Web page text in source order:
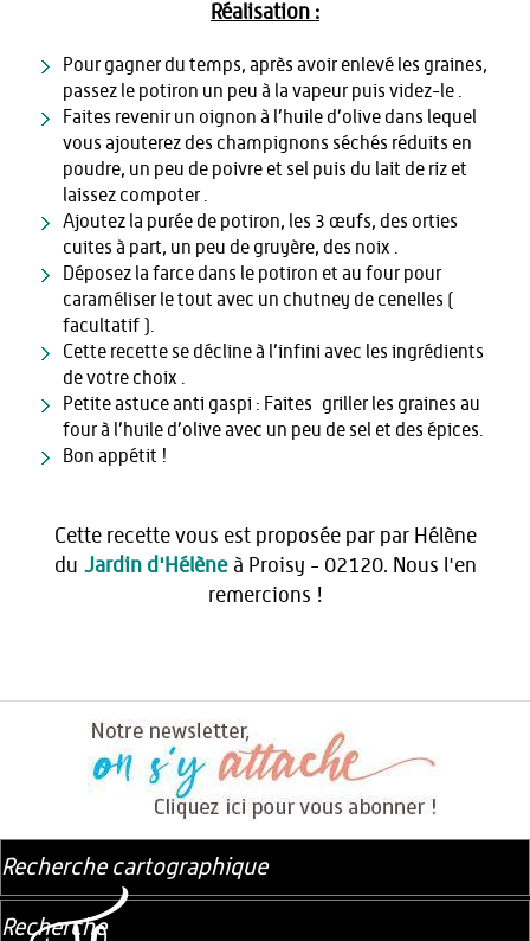
Réalisation :
Pour gagner du temps, après avoir enlevé les graines,
passez le potiron un peu à la vapeur puis videz-le .
Faites revenir un oignon à l’huile d’olive dans lequel
vous ajouterez des champignons séchés réduits en
poudre, un peu de poivre et sel puis du lait de riz et
laissez compoter .
Ajoutez la purée de potiron, les 3 œufs, des orties
cuites à part, un peu de gruyère, des noix .
Déposez la farce dans le potiron et au four pour
caraméliser le tout avec un chutney de cenelles (
facultatif ).
Cette recette se décline à l’infini avec les ingrédients
de votre choix .
Petite astuce anti gaspi : Faites griller les graines au
four à l’huile d’olive avec un peu de sel et des épices.
Bon appétit !
Cette recette vous est proposée par par Hélène
du Jardin d'Hélèneà Proisy - 02120. Nous l'en
remercions !
Recherche cartographique
Recherche